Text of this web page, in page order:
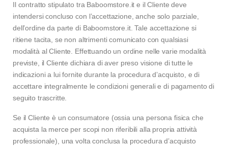
Il contratto stipulato tra Baboomstore.it e il Cliente deve
intendersi concluso con l’accettazione, anche solo parziale,
dell’ordine da parte di Baboomstore.it. Tale accettazione si
ritiene tacita, se non altrimenti comunicato con qualsiasi
modalità al Cliente. Effettuando un ordine nelle varie modalità
previste, il Cliente dichiara di aver preso visione di tutte le
indicazioni a lui fornite durante la procedura d’acquisto, e di
accettare integralmente le condizioni generali e di pagamento di
seguito trascritte.
Se il Cliente è un consumatore (ossia una persona fisica che
acquista la merce per scopi non riferibili alla propria attività
professionale), una volta conclusa la procedura d’acquisto